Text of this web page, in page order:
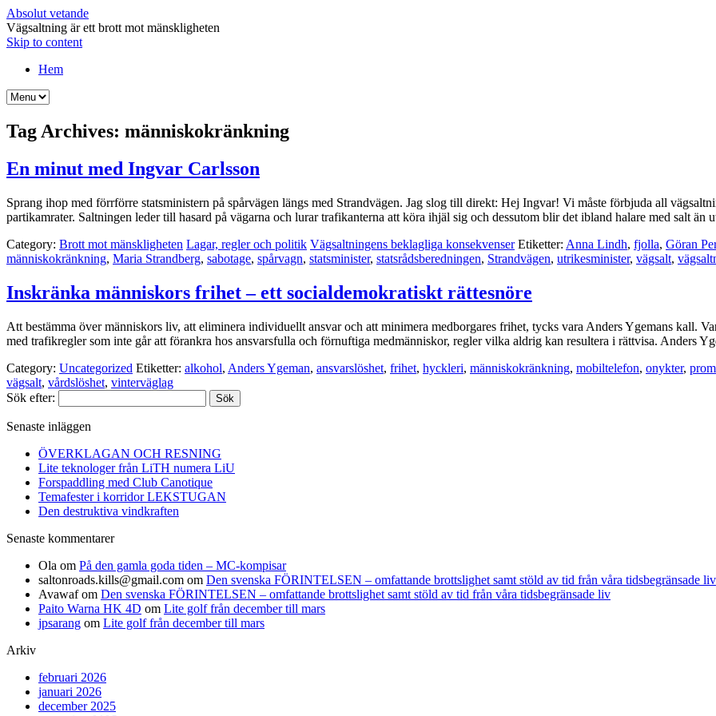
Absolut vetande
Vägsaltning är ett brott mot mänskligheten
Skip to content
Hem
Tag Archives: människokränkning
En minut med Ingvar Carlsson
Sprang ihop med förrförre statsministern på spårvägen längs med Strandvägen. Jag slog till direkt: Hej Ingvar! Vi måste förbjuda all
partikamrater. Saltningen leder till hasard på vägarna och lurar trafikanterna att köra ihjäl sig och dessutom blir det ibland halare med salt än
Category: Brott mot mänskligheten Lagar, regler och politik Vägsaltningens beklagliga konsekvenser Etiketter: Anna Lindh, fjolla, Göran
människokränkning, Maria Strandberg, sabotage, spårvagn, statsminister, statsrådsberedningen, Strandvägen, utrikesminister, vägsalt,
Inskränka människors frihet – ett socialdemokratiskt rättesnöre
Att bestämma över människors liv, att eliminera individuellt ansvar och att minimera medborgares frihet, tycks vara Anders Ygemans kall.
med trafikregler som inte går att förankra hos ansvarsfulla och förnuftiga medmänniskor, regler vilka aldrig kan resultera i rättvisa. Anders
Category: Uncategorized Etiketter: alkohol, Anders Ygeman, ansvarslöshet, frihet, hyckleri, människokränkning, mobiltelefon, onykter,
vägsalt, vårdslöshet, vinterväglag
Sök efter:
Senaste inläggen
ÖVERKLAGAN OCH RESNING
Lite teknologer från LiTH numera LiU
Forspaddling med Club Canotique
Temafester i korridor LEKSTUGAN
Den destruktiva vindkraften
Senaste kommentarer
Ola om På den gamla goda tiden – MC-kompisar
saltonroads.kills@gmail.com om Den svenska FÖRINTELSEN – omfattande brottslighet samt stöld av tid från våra tidsbegränsade liv
Avawafom Den svenska FÖRINTELSEN – omfattande brottslighet samt stöld av tid från våra tidsbegränsade liv
Paito Warna HK 4D om Lite golf från december till mars
jpsarang om Lite golf från december till mars
Arkiv
februari 2026
januari 2026
december 2025